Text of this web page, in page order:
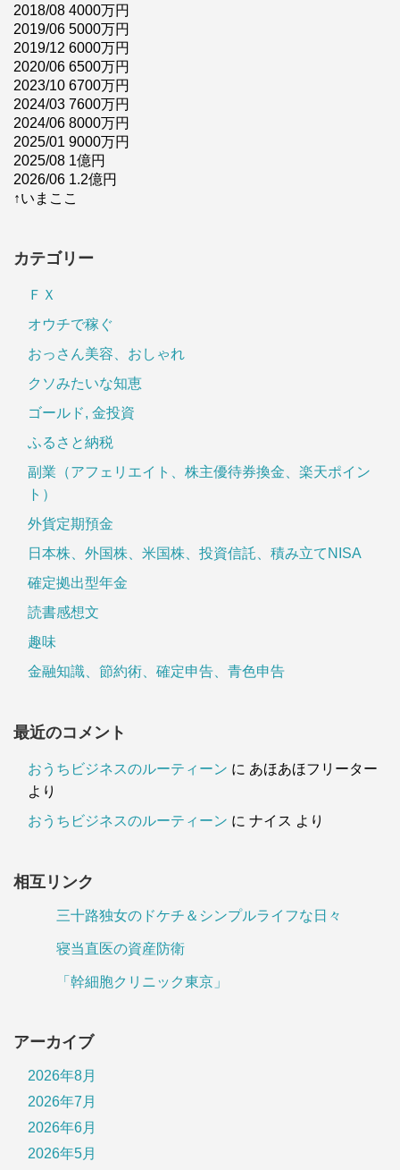
2018/08 4000万円
2019/06 5000万円
2019/12 6000万円
2020/06 6500万円
2023/10 6700万円
2024/03 7600万円
2024/06 8000万円
2025/01 9000万円
2025/08 1億円
2026/06 1.2億円
↑いまここ
カテゴリー
ＦＸ
オウチで稼ぐ
おっさん美容、おしゃれ
クソみたいな知恵
ゴールド, 金投資
ふるさと納税
副業（アフェリエイト、株主優待券換金、楽天ポイン
ト）
外貨定期預金
日本株、外国株、米国株、投資信託、積み立てNISA
確定拠出型年金
読書感想文
趣味
金融知識、節約術、確定申告、青色申告
最近のコメント
おうちビジネスのルーティーン に あほあほフリーター
より
おうちビジネスのルーティーン に ナイス より
相互リンク
三十路独女のドケチ＆シンプルライフな日々
寝当直医の資産防衛
「幹細胞クリニック東京」
アーカイブ
2026年8月
2026年7月
2026年6月
2026年5月